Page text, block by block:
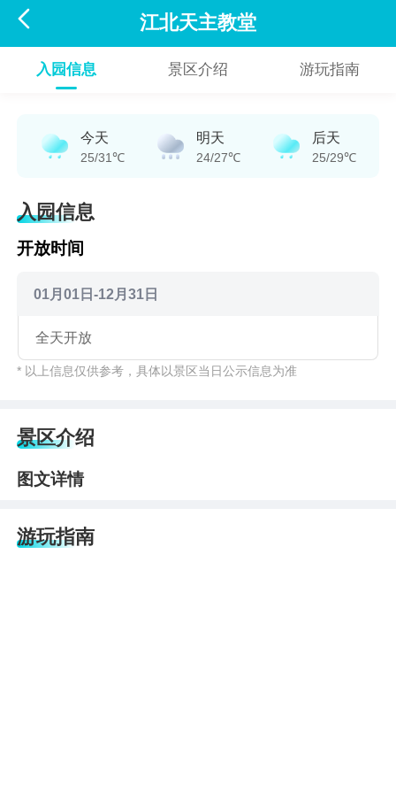
 江北天主教堂
入园信息 景区介绍 游玩指南
今天
25/31℃
明天
24/27℃
后天
25/29℃
入园信息
开放时间
01月01日-12月31日
全天开放
* 以上信息仅供参考，具体以景区当日公示信息为准
景区介绍
图文详情
游玩指南